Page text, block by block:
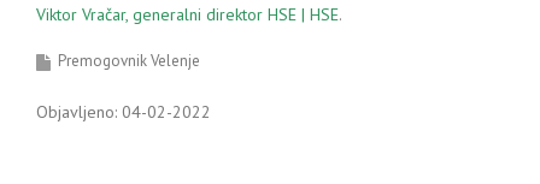
Viktor Vračar, generalni direktor HSE | HSE.
Premogovnik Velenje
Objavljeno: 04-02-2022